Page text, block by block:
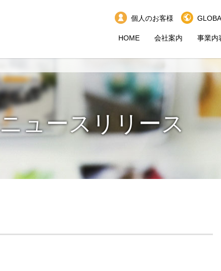
個人のお客様
HOME 会社案内 事業内
ニュースリリース